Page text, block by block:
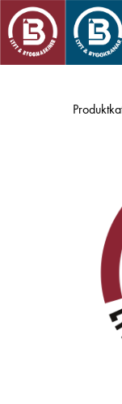
Skip
main
content